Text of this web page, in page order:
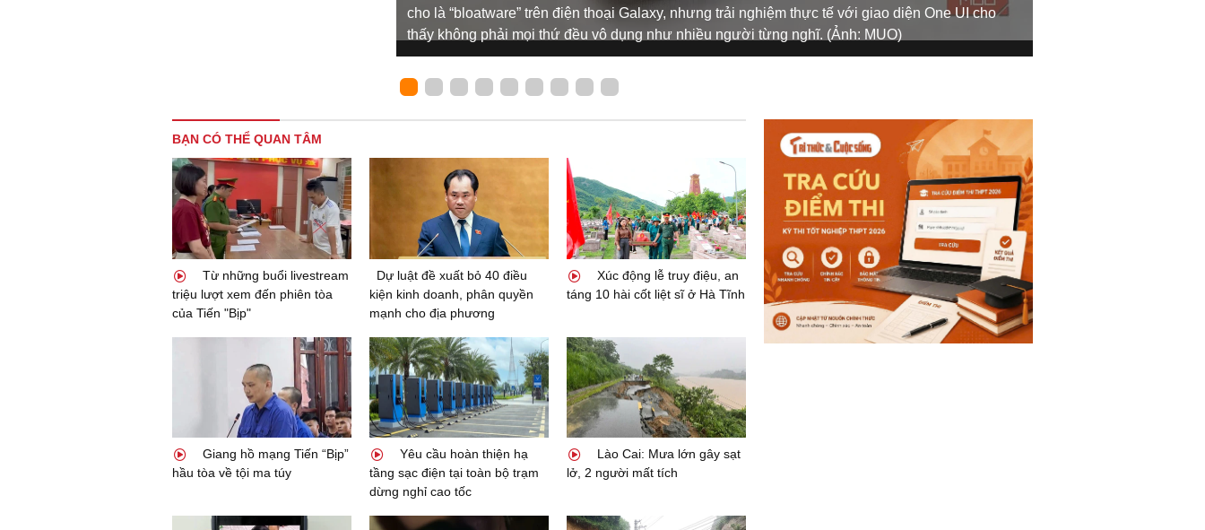
cho là “bloatware” trên điện thoại Galaxy, nhưng trải nghiệm thực tế với giao diện One UI cho
thấy không phải mọi thứ đều vô dụng như nhiều người từng nghĩ. (Ảnh: MUO)
BẠN CÓ THỂ QUAN TÂM
Từ những buổi livestream
triệu lượt xem đến phiên tòa
của Tiến "Bịp"
Dự luật đề xuất bỏ 40 điều
kiện kinh doanh, phân quyền
mạnh cho địa phương
Xúc động lễ truy điệu, an
táng 10 hài cốt liệt sĩ ở Hà Tĩnh
Giang hồ mạng Tiến “Bịp”
hầu tòa về tội ma túy
Yêu cầu hoàn thiện hạ
tầng sạc điện tại toàn bộ trạm
dừng nghỉ cao tốc
Lào Cai: Mưa lớn gây sạt
lở, 2 người mất tích